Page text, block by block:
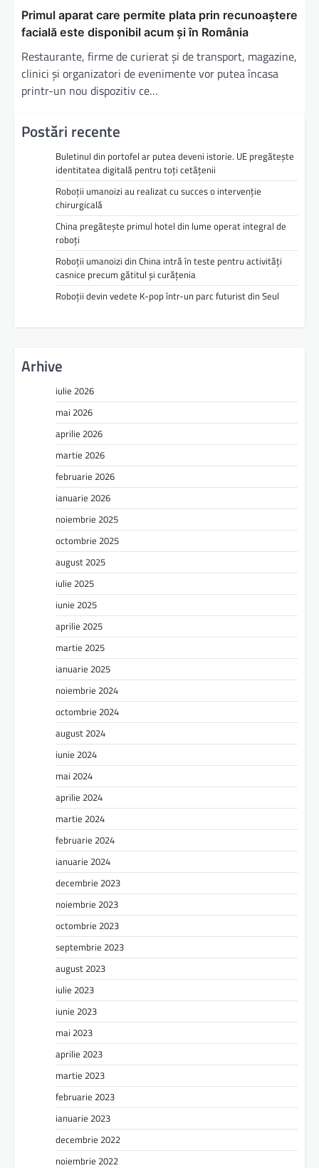
Primul aparat care permite plata prin recunoaștere
facială este disponibil acum și în România
Restaurante, firme de curierat și de transport, magazine,
clinici și organizatori de evenimente vor putea încasa
printr-un nou dispozitiv ce…
Postări recente
Buletinul din portofel ar putea deveni istorie. UE pregătește
identitatea digitală pentru toți cetățenii
Roboții umanoizi au realizat cu succes o intervenție
chirurgicală
China pregătește primul hotel din lume operat integral de
roboți
Roboții umanoizi din China intră în teste pentru activități
casnice precum gătitul și curățenia
Roboții devin vedete K-pop într-un parc futurist din Seul
Arhive
iulie 2026
mai 2026
aprilie 2026
martie 2026
februarie 2026
ianuarie 2026
noiembrie 2025
octombrie 2025
august 2025
iulie 2025
iunie 2025
aprilie 2025
martie 2025
ianuarie 2025
noiembrie 2024
octombrie 2024
august 2024
iunie 2024
mai 2024
aprilie 2024
martie 2024
februarie 2024
ianuarie 2024
decembrie 2023
noiembrie 2023
octombrie 2023
septembrie 2023
august 2023
iulie 2023
iunie 2023
mai 2023
aprilie 2023
martie 2023
februarie 2023
ianuarie 2023
decembrie 2022
noiembrie 2022